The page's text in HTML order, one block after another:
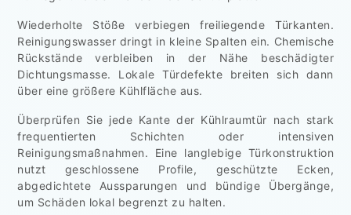
Wiederholte Stöße verbiegen freiliegende Türkanten.
Reinigungswasser dringt in kleine Spalten ein. Chemische
Rückstände verbleiben in der Nähe beschädigter
Dichtungsmasse. Lokale Türdefekte breiten sich dann
über eine größere Kühlfläche aus.
Überprüfen Sie jede Kante der Kühlraumtür nach stark
frequentierten Schichten oder intensiven
Reinigungsmaßnahmen. Eine langlebige Türkonstruktion
nutzt geschlossene Profile, geschützte Ecken,
abgedichtete Aussparungen und bündige Übergänge,
um Schäden lokal begrenzt zu halten.